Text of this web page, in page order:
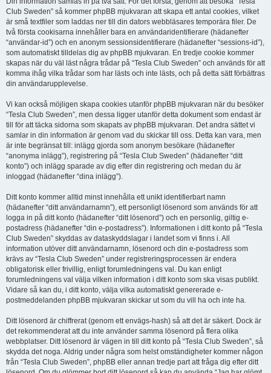
Club Sweden” så kommer phpBB mjukvaran att skapa ett antal cookies, vilket
är små textfiler som laddas ner till din dators webbläsares temporära filer. De
två första cookisarna innehåller bara en användaridentifierare (hädanefter
“användar-id”) och en anonym sessionsidentifierare (hädanefter “sessions-id”),
som automatiskt tilldelas dig av phpBB mjukvaran. En tredje cookie kommer
skapas när du väl läst några trådar på “Tesla Club Sweden” och används för att
komma ihåg vilka trådar som har lästs och inte lästs, och på detta sätt förbättras
din användarupplevelse.
Vi kan också möjligen skapa cookies utanför phpBB mjukvaran när du besöker
“Tesla Club Sweden”, men dessa ligger utanför detta dokument som endast är
till för att täcka sidorna som skapats av phpBB mjukvaran. Det andra sättet vi
samlar in din information är genom vad du skickar till oss. Detta kan vara, men
är inte begränsat till: inlägg gjorda som anonym besökare (hädanefter
“anonyma inlägg”), registrering på “Tesla Club Sweden” (hädanefter “ditt
konto”) och inlägg sparade av dig efter din registrering och medan du är
inloggad (hädanefter “dina inlägg”).
Ditt konto kommer alltid minst innehålla ett unikt identifierbart namn
(hädanefter “ditt användarnamn”), ett personligt lösenord som används för att
logga in på ditt konto (hädanefter “ditt lösenord”) och en personlig, giltig e-
postadress (hädanefter “din e-postadress”). Informationen i ditt konto på “Tesla
Club Sweden” skyddas av dataskyddslagar i landet som vi finns i. All
information utöver ditt användarnamn, lösenord och din e-postadress som
krävs av “Tesla Club Sweden” under registreringsprocessen är endera
obligatorisk eller frivillig, enligt forumledningens val. Du kan enligt
forumledningens val välja vilken information i ditt konto som ska visas publikt.
Vidare så kan du, i ditt konto, välja vilka automatiskt genererade e-
postmeddelanden phpBB mjukvaran skickar ut som du vill ha och inte ha.
Ditt lösenord är chiffrerat (genom ett envägs-hash) så att det är säkert. Dock är
det rekommenderat att du inte använder samma lösenord på flera olika
webbplatser. Ditt lösenord är vägen in till ditt konto på “Tesla Club Sweden”, så
skydda det noga. Aldrig under några som helst omständigheter kommer någon
från “Tesla Club Sweden”, phpBB eller annan tredje part att fråga dig efter ditt